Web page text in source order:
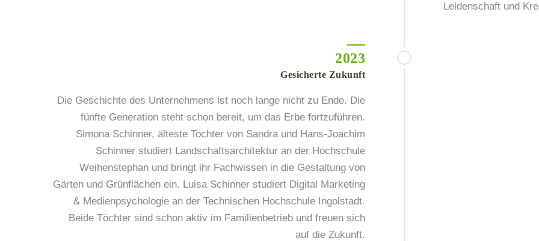
Leidenschaft und
2023
Gesicherte Zukunft
Die Geschichte des Unternehmens ist noch lange nicht zu Ende. Die
fünfte Generation steht schon bereit, um das Erbe fortzuführen.
Simona Schinner, älteste Tochter von Sandra und Hans-Joachim
Schinner studiert Landschaftsarchitektur an der Hochschule
Weihenstephan und bringt ihr Fachwissen in die Gestaltung von
Gärten und Grünflächen ein. Luisa Schinner studiert Digital Marketing
& Medienpsychologie an der Technischen Hochschule Ingolstadt.
Beide Töchter sind schon aktiv im Familienbetrieb und freuen sich
auf die Zukunft.